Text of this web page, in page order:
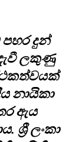
දුන්
ලකුණු
නායිකා
ඇය
ශ්‍රී ලංකා